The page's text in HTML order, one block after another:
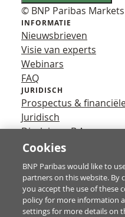
© BNP Paribas
INFORMATIE
Nieuwsbrieven
Visie van experts
Webinars
FAQ
JURIDISCH
Prospectus &
Juridisch
Disclaimer B.A.
Privacy
YouTube
X
Contact
Cookies
BNP Paribas would like to
partners on this website. By
you accept the use of these
policy for more information
settings for more details on